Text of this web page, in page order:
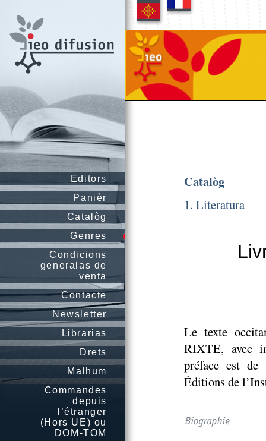
Editors
Panièr
Catalòg
Genres
Condicions
generalas de
venta
Contacte
Newsletter
Librarias
Drets
Malhum
Commandes
depuis
l’étranger
(Hors UE) ou
DOM-TOM
Catalòg
1. Literatura
Le texte
RIXTE, avec
préface est de
Éditions de